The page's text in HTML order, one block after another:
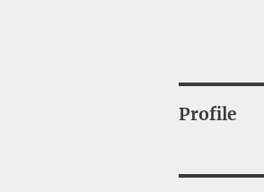
Profile